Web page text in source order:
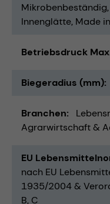
Mikrobenbeständig
Innenglätte Made
Betriebsdruck
Biegeradius (mm)
Branchen
Agrarwirtschaft &
EU
nach EU
1935/2004 &
B, C